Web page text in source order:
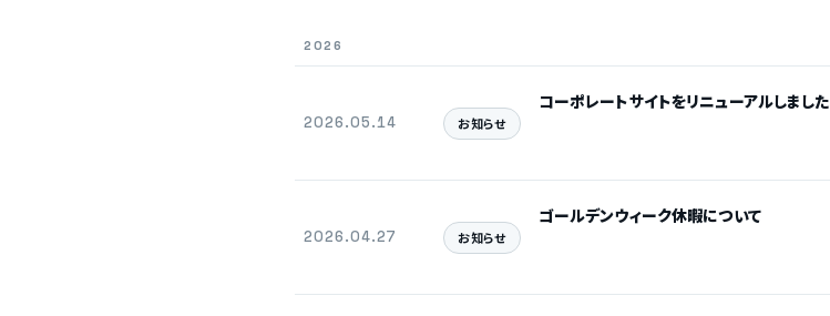
2026
2026.05.14 お知らせ
コーポレートサイトをリニューアルしました
2026.04.27 お知らせ
ゴールデンウィーク休暇について